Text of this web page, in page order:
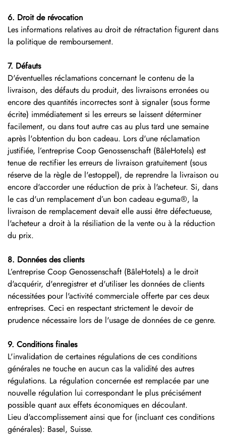
6. Droit de révocation
Les informations relatives au droit de rétractation figurent dans
la politique de remboursement.
7. Défauts
D'éventuelles réclamations concernant le contenu de la
livraison, des défauts du produit, des livraisons erronées ou
encore des quantités incorrectes sont à signaler (sous forme
écrite) immédiatement si les erreurs se laissent déterminer
facilement, ou dans tout autre cas au plus tard une semaine
après l'obtention du bon cadeau. Lors d'une réclamation
justifiée, l’entreprise Coop Genossenschaft (BâleHotels) est
tenue de rectifier les erreurs de livraison gratuitement (sous
réserve de la règle de l'estoppel), de reprendre la livraison ou
encore d'accorder une réduction de prix à l'acheteur. Si, dans
le cas d'un remplacement d’un bon cadeau e-guma®, la
livraison de remplacement devait elle aussi être défectueuse,
l'acheteur a droit à la résiliation de la vente ou à la réduction
du prix.
8. Données des clients
L’entreprise Coop Genossenschaft (BâleHotels) a le droit
d'acquérir, d'enregistrer et d'utiliser les données de clients
nécessitées pour l'activité commerciale offerte par ces deux
entreprises. Ceci en respectant strictement le devoir de
prudence nécessaire lors de l'usage de données de ce genre.
9. Conditions finales
L'invalidation de certaines régulations de ces conditions
générales ne touche en aucun cas la validité des autres
régulations. La régulation concernée est remplacée par une
nouvelle régulation lui correspondant le plus précisément
possible quant aux effets économiques en découlant.
Lieu d'accomplissement ainsi que for (incluant ces conditions
générales): Basel, Suisse.